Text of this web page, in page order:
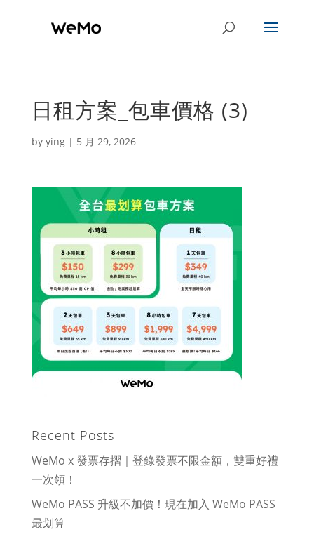
日租方案_包車價格 (3)
by ying| 5 月 29, 2026
Recent Posts
WeMo x 發票存摺｜登錄發票不限金額，雙重好禮
一次領！
WeMo PASS 升級不加價！現在加入 WeMo PASS
最划算